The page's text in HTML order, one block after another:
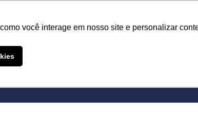
você interage em nosso site e personalizar